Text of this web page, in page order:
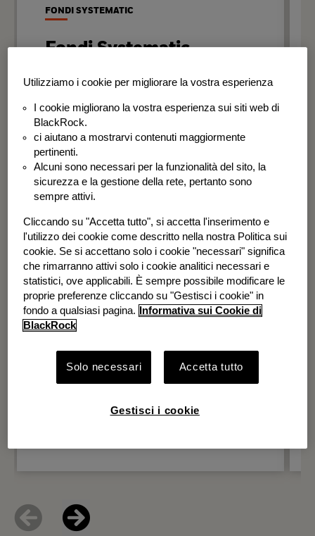
FONDI SYSTEMATIC
Fondi Systematic
Strategie quantitative basate sui dati
disciplinato e coerente nel tempo.
BSF Systematic World Equity Fund
BGF Systematic Global Equity High
Income Fund
Utilizziamo i cookie per migliorare la vostra esperienza
I cookie migliorano la vostra esperienza sui siti web di
BlackRock.
ci aiutano a mostrarvi contenuti maggiormente
pertinenti.
Alcuni sono necessari per la funzionalità del sito, la
sicurezza e la gestione della rete, pertanto sono
sempre attivi.
Cliccando su "Accetta tutto", si accetta l'inserimento e
l'utilizzo dei cookie come descritto nella nostra Politica sui
cookie. Se si accettano solo i cookie "necessari" significa
che rimarranno attivi solo i cookie analitici necessari e
statistici, ove applicabili. È sempre possibile modificare le
proprie preferenze cliccando su "Gestisci i cookie" in
fondo a qualsiasi pagina.
Informativa sui Cookie di
BlackRock
Solo necessari Accetta tutto
Gestisci i cookie